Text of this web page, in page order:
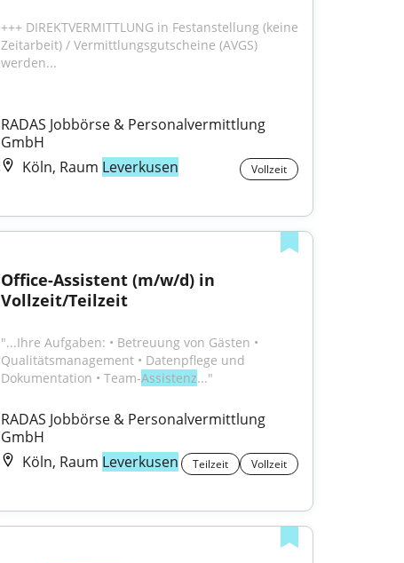
+++ DIREKTVERMITTLUNG in Festanstellung (keine
Zeitarbeit) / Vermittlungsgutscheine (AVGS)
werden...
RADAS Jobbörse & Personalvermittlung
GmbH
Köln, Raum Leverkusen Vollzeit
Office-Assistent (m/w/d) in
Vollzeit/Teilzeit
"...Ihre Aufgaben: • Betreuung von Gästen •
Qualitätsmanagement • Datenpflege und
Dokumentation • Team-Assistenz..."
RADAS Jobbörse & Personalvermittlung
GmbH
Köln, Raum Leverkusen Teilzeit Vollzeit